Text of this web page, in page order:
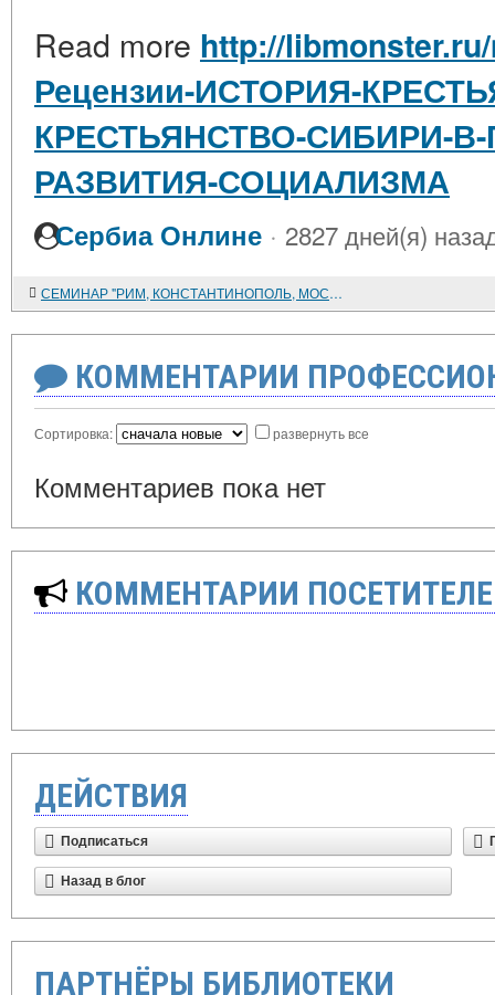
Read more http://
Рецензии-ИСТОРИЯ-
КРЕСТЬЯНСТВО-СИБИРИ-
РАЗВИТИЯ-СОЦИАЛИЗМА
Сербиа Онлине · 2827 дней(я)
СЕМИНАР "РИМ, КОНСТАНТИНОПОЛЬ, МОСКВА"
КОММЕНТАРИИ
Сортировка: развернуть все
Комментариев пока нет
КОММЕНТАРИИ
ДЕЙСТВИЯ
Подписаться
Назад в блог
ПАРТНЁРЫ БИБЛИОТЕКИ